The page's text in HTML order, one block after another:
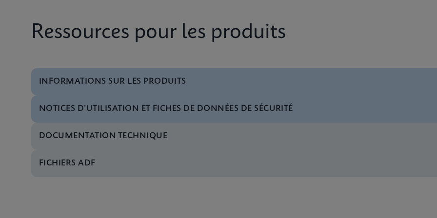
Ressources pour les produits
INFORMATIONS SUR LES PRODUITS
Prospectus Xpert Xpress CoV-2/Flu/RSV plus Flyer CE-IVD (English) (PCR Plus)
NOTICES D’UTILISATION ET FICHES DE DONNÉES DE SÉCURITÉ
Notice d’utilisation Xpert Xpress CoV-2/Flu/RSV plus IFU CE-IVD (English-UK) (GeneXpert or Infinity
DOCUMENTATION TECHNIQUE
FICHIERS ADF